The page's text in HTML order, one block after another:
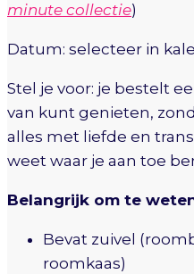
minute collectie)
Datum: selecteer in
Stel je voor: je bestelt
van kunt genieten,
alles met liefde en
weet waar je aan toe
Belangrijk om te
Bevat zuivel
roomkaas)